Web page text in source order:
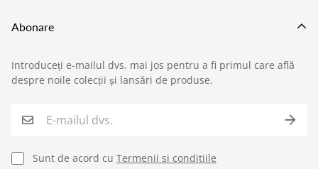
Această politică reglementează modul în care
produsele comandate de pe site-ul nostru sunt livrate
O.U.G. nr. 34/2014 privind drepturile
consumatorilor în cadrul contractelor încheiate cu
Abonare
Introduceți e-mailul dvs. mai jos pentru a fi primul care află
despre noile colecții și lansări de produse.
Sunt de acord cu Termenii si conditiile